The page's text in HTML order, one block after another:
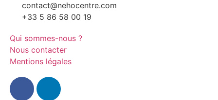
contact@nehocentre.com
+33 5 86 58 00 19
Qui sommes-nous ?
Nous contacter
Mentions légales